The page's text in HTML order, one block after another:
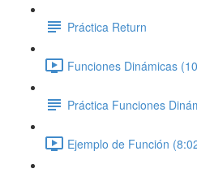
Práctica Return
Funciones Dinámicas
Práctica Funciones
Ejemplo de Función